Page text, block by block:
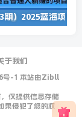
于我们
号-1 本站由Zibll
仅提供信息存储
果侵犯了您的权